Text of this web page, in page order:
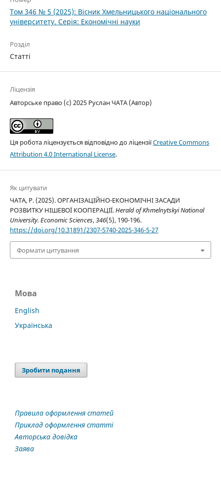
Том 346 № 5 (2025): Вісник Хмельницького національного
університету. Серія: Економічні науки
Розділ
Статті
Ліцензія
Авторське право (c) 2025 Руслан ЧАТА (Автор)
Ця робота ліцензується відповідно до ліцензіїCreative Commons
Attribution 4.0 International License.
Як цитувати
ЧАТА, Р. (2025). ОРГАНІЗАЦІЙНО-ЕКОНОМІЧНІ ЗАСАДИ
РОЗВИТКУ НІШЕВОЇ КООПЕРАЦІЇ.Herald of Khmelnytskyi National
University. Economic Sciences,346(5), 190-196.
https://doi.org/10.31891/2307-5740-2025-346-5-27
Формати цитування
Мова
English
Українська
Зробити подання
Правила оформлення статей
Приклад оформлення статті
Авторська довідка
Заява